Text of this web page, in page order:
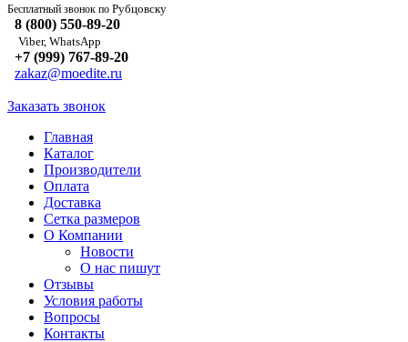
Бесплатный звонок по Рубцовску
8 (800) 550-89-20
Viber, WhatsApp
+7 (999) 767-89-20
zakaz@moedite.ru
Заказать звонок
Главная
Каталог
Производители
Оплата
Доставка
Сетка размеров
О Компании
Новости
О нас пишут
Отзывы
Условия работы
Вопросы
Контакты